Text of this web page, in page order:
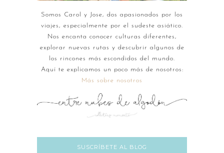
Somos Carol y Jose, dos apasionados por los
viajes, especialmente por el sudeste asiático.
Nos encanta conocer culturas diferentes,
explorar nuevas rutas y descubrir algunos de
los rincones más escondidos del mundo.
Aquí te explicamos un poco más de nosotros:
Más sobre nosotros
SUSCRÍBETE AL BLOG